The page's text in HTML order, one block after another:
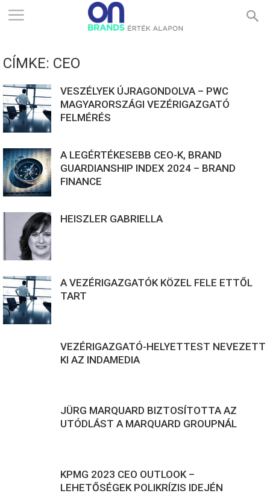
ONBRANDS
ÉRTÉK
ALAPON
CÍMKE: CEO
VESZÉLYEK ÚJRAGONDOLVA – PWC
MAGYARORSZÁGI VEZÉRIGAZGATÓ
FELMÉRÉS
A LEGÉRTÉKESEBB CEO-K, BRAND
GUARDIANSHIP INDEX 2024 – BRAND
FINANCE
HEISZLER GABRIELLA
A VEZÉRIGAZGATÓK KÖZEL FELE ETTŐL
TART
VEZÉRIGAZGATÓ-HELYETTEST NEVEZETT
KI AZ INDAMEDIA
JÜRG MARQUARD BIZTOSÍTOTTA AZ
UTÓDLÁST A MARQUARD GROUPNÁL
KPMG 2023 CEO OUTLOOK –
LEHETŐSÉGEK POLIKRÍZIS IDEJÉN